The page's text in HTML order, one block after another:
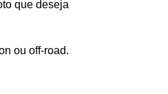
que deseja
ou off-road.